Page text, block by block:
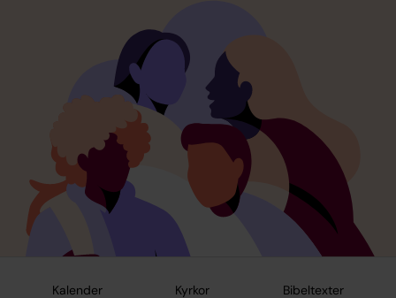
Kalender Kyrkor Bibeltexter